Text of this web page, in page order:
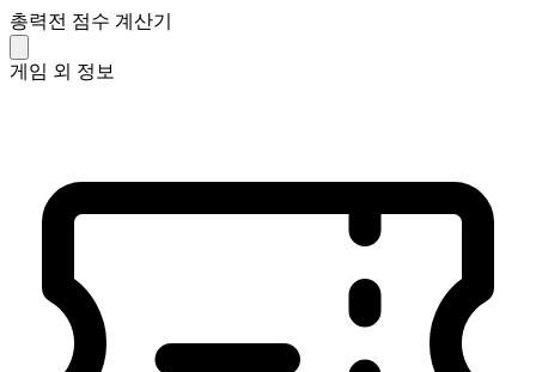
총력전 점수 계산기
게임 외 정보